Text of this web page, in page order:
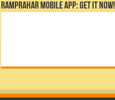
RamPrahar Mobile App: Get it Now!